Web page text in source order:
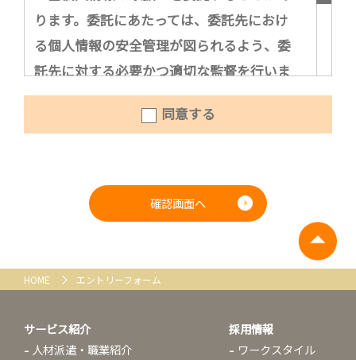
ります。委託にあたっては、委託先におけ
る個人情報の安全管理が図られるよう、委
託先に対する必要かつ適切な監督を行いま
す。
お問い合わせ窓口
同意する
確認画面へ
HOME エントリーフォーム
サービス紹介
人材派遣・職業紹介
採用情報
ワークスタイル